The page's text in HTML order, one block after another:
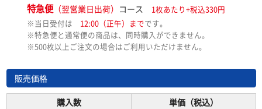
特急便（翌営業日出荷） コース
1枚あたり+税込330円
※当日受付は 12:00（正午）までです。
※特急便と通常便の商品は、同時購入ができません。
※500枚以上ご注文の場合はご利用いただけません。
販売価格
購入数
単価（税込）